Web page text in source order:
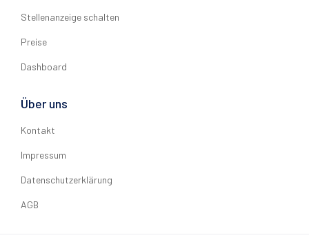
Stellenanzeige schalten
Preise
Dashboard
Über uns
Kontakt
Impressum
Datenschutzerklärung
AGB